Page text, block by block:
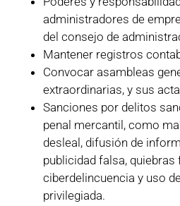
administradores de
del consejo de
Mantener registros
Convocar asambleas
extraordinarias, y sus
Sanciones por delitos
penal mercantil, como
desleal, difusión de
publicidad falsa, quiebras
ciberdelincuencia y uso
privilegiada.